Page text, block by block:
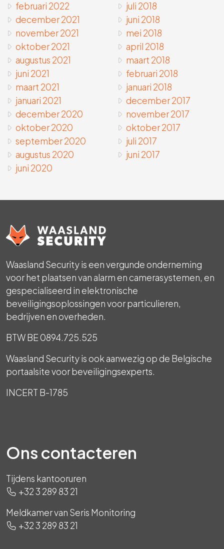
februari 2022
december 2021
november 2021
oktober 2021
augustus 2021
juni 2021
maart 2021
januari 2021
december 2020
oktober 2020
september 2020
augustus 2020
juni 2020
juli 2018
juni 2018
mei 2018
april 2018
maart 2018
februari 2018
januari 2018
december 2017
november 2017
oktober 2017
juli 2017
juni 2017
Waasland Security is een vergunde onderneming
voor het plaatsen van alarm en camerasystemen, en
gespecialiseerd in elektronische
beveiligingsoplossingen voor particulieren,
bedrijven en overheden.
BTW BE 0894.725.525
Waasland Security is ook aanwezig op de Belgische
portaalsite voor beveiligingsexperts.
INCERT B-1785
Ons contacteren
Tijdens kantooruren
+32 3 289 83 21
Meldkamer van Seris Monitoring
+32 3 289 83 21